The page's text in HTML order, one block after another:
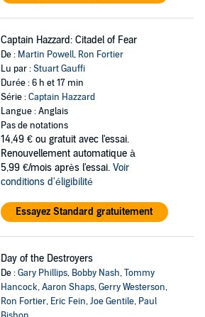
Captain Hazzard: Citadel of Fear
De : Martin Powell, Ron Fortier
Lu par :Stuart Gauffi
Durée : 6 h et 17 min
Série :Captain Hazzard
Langue : Anglais
Pas de notations
14,49 € ou gratuit avec l'essai.
Renouvellement automatique à
5,99 €/mois après l'essai. Voir
conditions d'éligibilité
Essayez Standard gratuitement
Day of the Destroyers
De :Gary Phillips, Bobby Nash,Tommy
Hancock,Aaron Shaps,Gerry Westerson,
Ron Fortier, Eric Fein,Joe Gentile, Paul